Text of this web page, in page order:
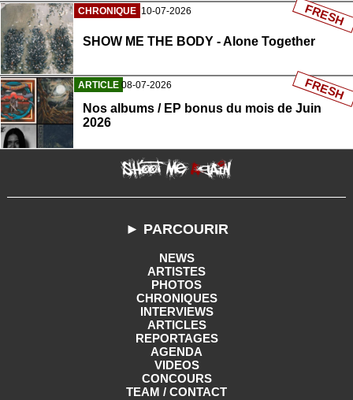
CHRONIQUE 10-07-2026
SHOW ME THE BODY - Alone Together
FRESH
ARTICLE 08-07-2026
Nos albums / EP bonus du mois de Juin
2026
FRESH
► PARCOURIR
NEWS
ARTISTES
PHOTOS
CHRONIQUES
INTERVIEWS
ARTICLES
REPORTAGES
AGENDA
VIDEOS
CONCOURS
TEAM / CONTACT